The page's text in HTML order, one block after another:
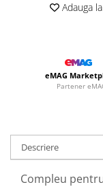
Adauga
eMAG
Partener
Descriere
Compleu